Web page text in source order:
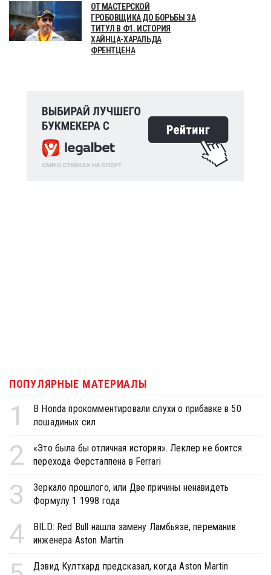
ОТ МАСТЕРСКОЙ
ГРОБОВЩИКА ДО БОРЬБЫ ЗА
ТИТУЛ В Ф1. ИСТОРИЯ
ХАЙНЦА-ХАРАЛЬДА
ФРЕНТЦЕНА
ПОПУЛЯРНЫЕ МАТЕРИАЛЫ
1
В Honda прокомментировали слухи о прибавке в 50
лошадиных сил
2
«Это была бы отличная история». Леклер не боится
перехода Ферстаппена в Ferrari
3
Зеркало прошлого, или Две причины ненавидеть
Формулу 1 1998 года
4
BILD: Red Bull нашла замену Ламбьязе, переманив
инженера Aston Martin
Дэвид Култхард предсказал, когда Aston Martin